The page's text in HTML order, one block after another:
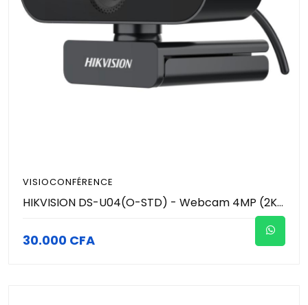
VISIOCONFÉRENCE
HIKVISION DS-U04(O-STD) - Webcam 4MP (2K) 2560 × 1440 - Microphone intégré avec un son clair
30.000 CFA